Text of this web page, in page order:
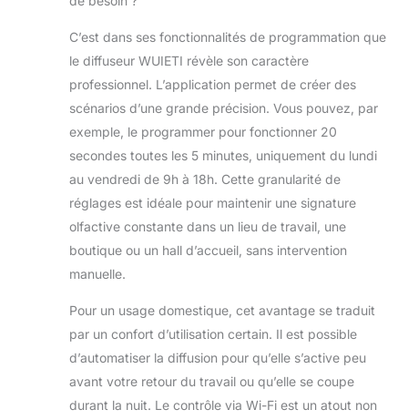
C’est dans ses fonctionnalités de programmation que
le diffuseur WUIETI révèle son caractère
professionnel. L’application permet de créer des
scénarios d’une grande précision. Vous pouvez, par
exemple, le programmer pour fonctionner 20
secondes toutes les 5 minutes, uniquement du lundi
au vendredi de 9h à 18h. Cette granularité de
réglages est idéale pour maintenir une signature
olfactive constante dans un lieu de travail, une
boutique ou un hall d’accueil, sans intervention
manuelle.
Pour un usage domestique, cet avantage se traduit
par un confort d’utilisation certain. Il est possible
d’automatiser la diffusion pour qu’elle s’active peu
avant votre retour du travail ou qu’elle se coupe
durant la nuit. Le contrôle via Wi-Fi est un atout non